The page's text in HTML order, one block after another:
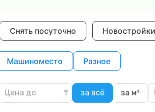
Снять посуточно Новостройки
Машиноместо Разное
за всё за м²